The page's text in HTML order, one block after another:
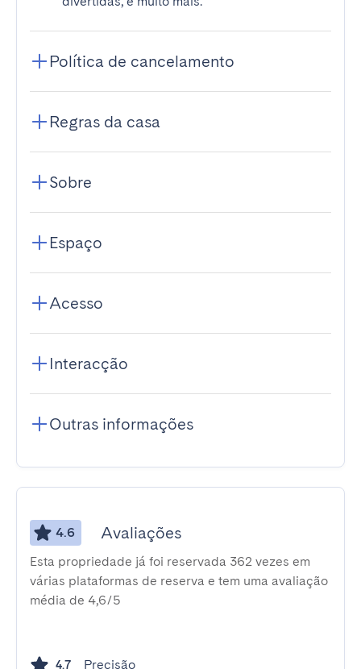
Política de cancelamento
Regras da casa
Sobre
Espaço
Acesso
Interacção
Outras informações
4.6 Avaliações
Esta propriedade já foi reservada 362 vezes em
várias plataformas de reserva e tem uma avaliação
média de 4,6/5
4.7 Precisão